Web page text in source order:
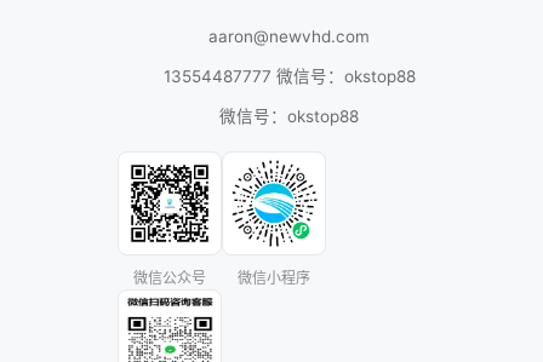
aaron@newvhd.com
13554487777 微信号：okstop88
微信号：okstop88
微信公众号 微信小程序